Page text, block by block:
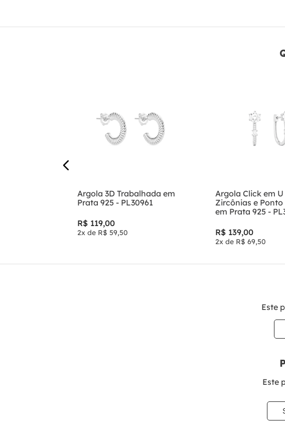
Argola 3D Trabalhada em
Prata 925 - PL30961
R$ 119,00
2x de R$ 59,50
Argola Click em
Zircônias e Ponto
em Prata 925 -
R$ 139,00
2x de R$ 69,50
Este
Este